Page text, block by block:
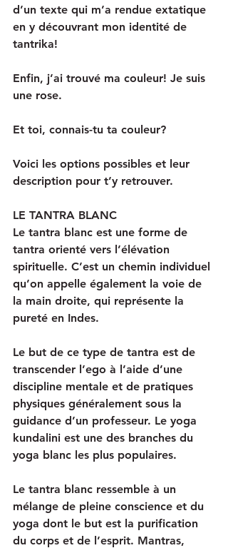
d’un texte qui m’a rendue extatique
en y découvrant mon identité de
tantrika!
Enfin, j’ai trouvé ma couleur! Je suis
une rose.
Et toi, connais-tu ta couleur?
Voici les options possibles et leur
description pour t’y retrouver.
LE TANTRA BLANC
Le tantra blanc est une forme de
tantra orienté vers l’élévation
spirituelle. C’est un chemin individuel
qu’on appelle également la voie de
la main droite, qui représente la
pureté en Indes.
Le but de ce type de tantra est de
transcender l’ego à l’aide d’une
discipline mentale et de pratiques
physiques généralement sous la
guidance d’un professeur. Le yoga
kundalini est une des branches du
yoga blanc les plus populaires.
Le tantra blanc ressemble à un
mélange de pleine conscience et du
yoga dont le but est la purification
du corps et de l’esprit. Mantras,